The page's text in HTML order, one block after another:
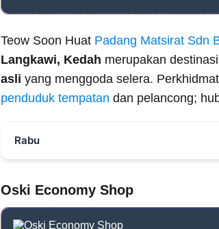
Teow Soon Huat Padang Matsirat Sdn
Langkawi, Kedah merupakan destinasi
asli yang menggoda selera.
penduduk tempatan dan pelancong;
Rabu
Oski Economy Shop